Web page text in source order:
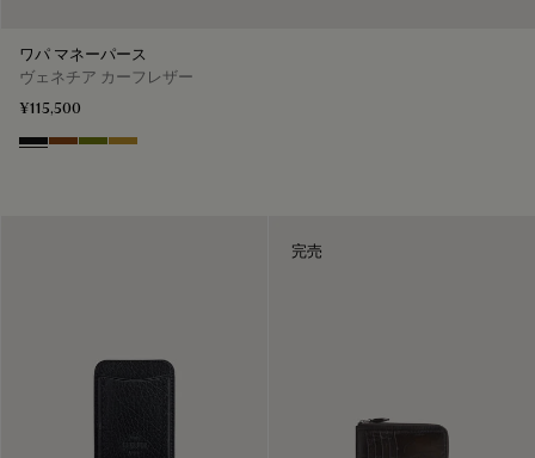
ワパ マネーパース
ヴェネチア カーフレザー
¥115,500
Nero Grigio
Cacao Intenso
Jungle Green
Mustard
完売